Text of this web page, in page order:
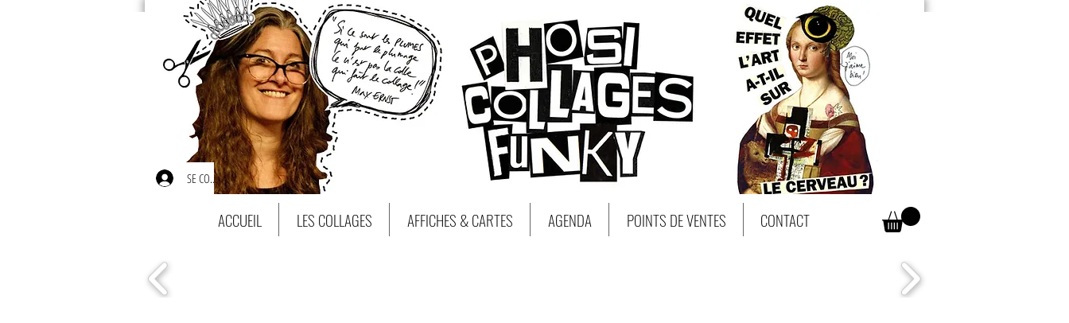
SE CONNECTER
ACCUEIL LES COLLAGES AFFICHES & CARTES AGENDA POINTS DE VENTES CONTACT